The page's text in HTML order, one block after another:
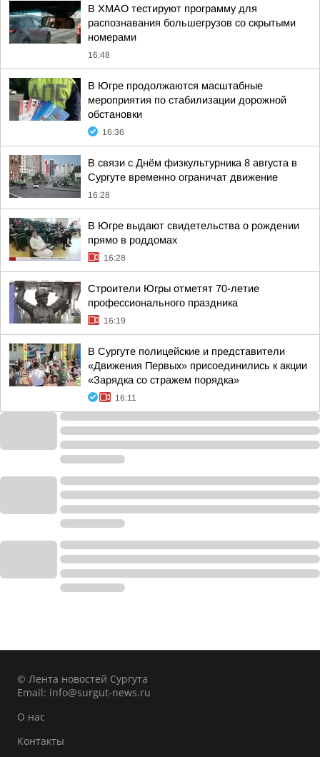
В ХМАО тестируют программу для
распознавания большегрузов со скрытыми
номерами
16:48
В Югре продолжаются масштабные
мероприятия по стабилизации дорожной
обстановки
16:36
В связи с Днём физкультурника 8 августа в
Сургуте временно ограничат движение
16:28
В Югре выдают свидетельства о рождении
прямо в роддомах
16:28
Строители Югры отметят 70-летие
профессионального праздника
16:19
В Сургуте полицейские и представители
«Движения Первых» присоединились к акции
«Зарядка со стражем порядка»
16:11
© Лента новостей Сургута
Email: info@surgut-news.ru
О нас
Контакты